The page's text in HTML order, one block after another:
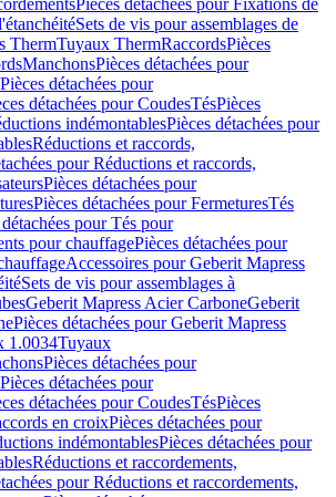
Pièces détachées pour Fixations de
Sets de vis pour assemblages de
ThermTuyaux ThermRaccordsPièces
ManchonsPièces détachées pour
Pièces détachées pour
détachées pour CoudesTésPièces
indémontablesPièces détachées pour
Réductions et raccords,
pour Réductions et raccords,
Pièces détachées pour
Pièces détachées pour FermeturesTés
pour Tés pour
pour chauffagePièces détachées pour
Accessoires pour Geberit Mapress
Sets de vis pour assemblages à
Geberit Mapress Acier CarboneGeberit
Pièces détachées pour Geberit Mapress
1.0034Tuyaux
Pièces détachées pour
Pièces détachées pour
détachées pour CoudesTésPièces
en croixPièces détachées pour
indémontablesPièces détachées pour
Réductions et raccordements,
pour Réductions et raccordements,